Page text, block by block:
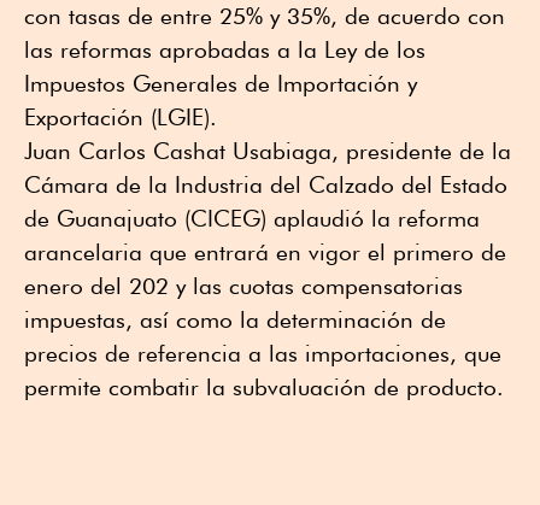
con tasas de entre 25% y 35%, de acuerdo con
las reformas aprobadas a la Ley de los
Impuestos Generales de Importación y
Exportación (LGIE).
Juan Carlos Cashat Usabiaga, presidente de la
Cámara de la Industria del Calzado del Estado
de Guanajuato (CICEG) aplaudió la reforma
arancelaria que entrará en vigor el primero de
enero del 202 y las cuotas compensatorias
impuestas, así como la determinación de
precios de referencia a las importaciones, que
permite combatir la subvaluación de producto.